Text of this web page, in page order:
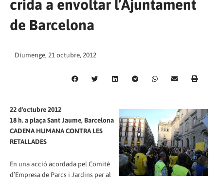
crida a envoltar l’Ajuntament
de Barcelona
Diumenge, 21 octubre, 2012
22 d'octubre 2012
18 h. a plaça Sant Jaume, Barcelona
CADENA HUMANA CONTRA LES
RETALLADES
En una acció acordada pel Comitè
d’Empresa de Parcs i Jardins per al